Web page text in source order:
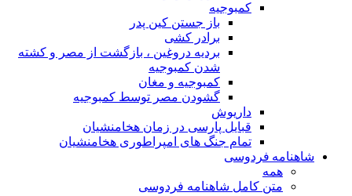
کمبوجیه
باز جستن کین پدر
برادر کشی
بردیه دروغین ، بازگشت از مصر و کشته
شدن کمبوجیه
کمبوجیه و مغان
گشودن مصر توسط کمبوجیه
داریوش
قبایل پارسی در زمان هخامنشیان
تمام جنگ های امپراطوری هخامنشیان
شاهنامه فردوسی
همه
متن کامل شاهنامه فردوسی